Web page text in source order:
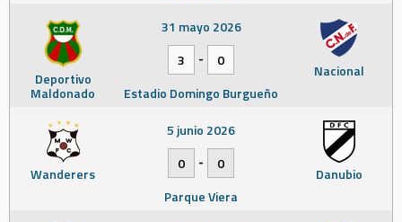
Deportivo
Maldonado
Nacional
31 mayo 2026
3
-
0
Estadio Domingo Burgueño
Wanderers Danubio
5 junio 2026
0
-
0
Parque Viera